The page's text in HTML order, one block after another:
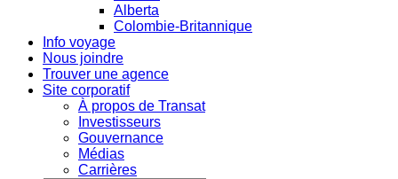
Alberta
Colombie-Britannique
Info voyage
Nous joindre
Trouver une agence
Site corporatif
À propos de Transat
Investisseurs
Gouvernance
Médias
Carrières